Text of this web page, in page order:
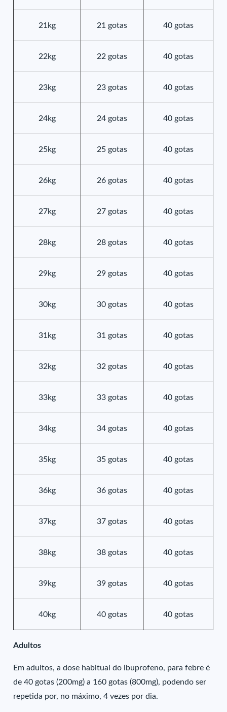
21kg 21 gotas 40 gotas
22kg 22 gotas 40 gotas
23kg 23 gotas 40 gotas
24kg 24 gotas 40 gotas
25kg 25 gotas 40 gotas
26kg 26 gotas 40 gotas
27kg 27 gotas 40 gotas
28kg 28 gotas 40 gotas
29kg 29 gotas 40 gotas
30kg 30 gotas 40 gotas
31kg 31 gotas 40 gotas
32kg 32 gotas 40 gotas
33kg 33 gotas 40 gotas
34kg 34 gotas 40 gotas
35kg 35 gotas 40 gotas
36kg 36 gotas 40 gotas
37kg 37 gotas 40 gotas
38kg 38 gotas 40 gotas
39kg 39 gotas 40 gotas
40kg 40 gotas 40 gotas
Adultos
Em adultos, a dose habitual do ibuprofeno, para febre é
de 40 gotas (200mg) a 160 gotas (800mg), podendo ser
repetida por, no máximo, 4 vezes por dia.